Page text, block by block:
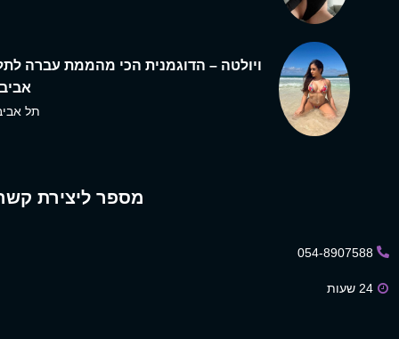
ויולטה – הדוגמנית הכי מהממת עברה
תל
מספר ליצירת
054-8907588
24 שעות